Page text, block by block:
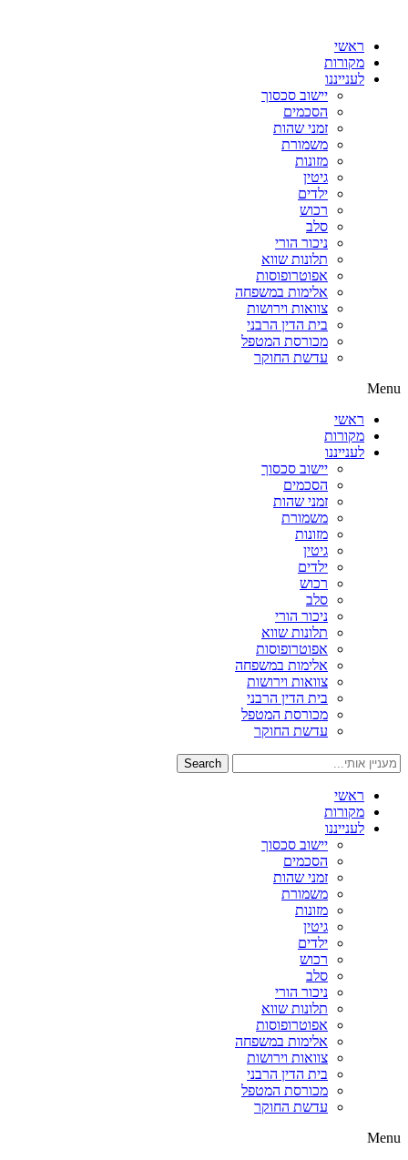
ראשי
מקורות
לענייננו
יישוב סכסוך
הסכמים
זמני שהות
משמורת
מזונות
גיטין
ילדים
רכוש
סלב
ניכור הורי
תלונות שווא
אפוטרופוסות
אלימות במשפחה
צוואות וירושות
בית הדין הרבני
מכורסת המטפל
עדשת החוקר
Menu
ראשי
מקורות
לענייננו
יישוב סכסוך
הסכמים
זמני שהות
משמורת
מזונות
גיטין
ילדים
רכוש
סלב
ניכור הורי
תלונות שווא
אפוטרופוסות
אלימות במשפחה
צוואות וירושות
בית הדין הרבני
מכורסת המטפל
עדשת החוקר
Search
ראשי
מקורות
לענייננו
יישוב סכסוך
הסכמים
זמני שהות
משמורת
מזונות
גיטין
ילדים
רכוש
סלב
ניכור הורי
תלונות שווא
אפוטרופוסות
אלימות במשפחה
צוואות וירושות
בית הדין הרבני
מכורסת המטפל
עדשת החוקר
Menu